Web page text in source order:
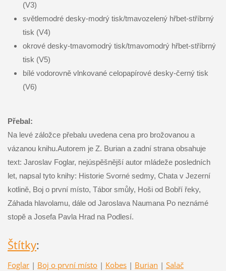
(V3)
světlemodré desky-modrý tisk/tmavozelený hřbet-stříbrný
tisk (V4)
okrové desky-tmavomodrý tisk/tmavomodrý hřbet-stříbrný
tisk (V5)
bílé vodorovně vlnkované celopapírové desky-černý tisk
(V6)
Přebal:
Na levé záložce přebalu uvedena cena pro brožovanou a
vázanou knihu.Autorem je Z. Burian a zadní strana obsahuje
text: Jaroslav Foglar, nejúspěšnější autor mládeže posledních
let, napsal tyto knihy: Historie Svorné sedmy, Chata v Jezerní
kotlině, Boj o první místo, Tábor smůly, Hoši od Bobří řeky,
Záhada hlavolamu, dále od Jaroslava Naumana Po neznámé
stopě a Josefa Pavla Hrad na Podlesí.
Štítky:
Foglar | Boj o první místo | Kobes | Burian | Salač